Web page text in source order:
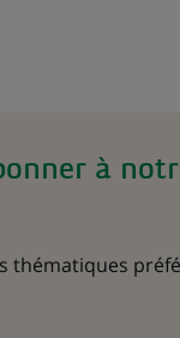
à
thématiques